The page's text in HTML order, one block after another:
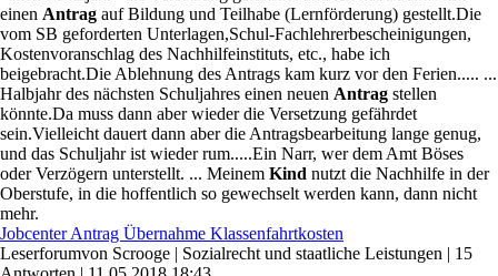
einen Antrag auf Bildung und Teilhabe (Lernförderung) gestellt.Die
vom SB geforderten Unterlagen,Schul-Fachlehrerbescheinigungen,
Kostenvoranschlag des Nachhilfeinstituts, etc., habe ich
beigebracht.Die Ablehnung des Antrags kam kurz vor den Ferien..... ...
Halbjahr des nächsten Schuljahres einen neuen Antrag stellen
könnte.Da muss dann aber wieder die Versetzung gefährdet
sein.Vielleicht dauert dann aber die Antragsbearbeitung lange genug,
und das Schuljahr ist wieder rum.....Ein Narr, wer dem Amt Böses
oder Verzögern unterstellt. ... Meinem Kind nutzt die Nachhilfe in der
Oberstufe, in die hoffentlich so gewechselt werden kann, dann nicht
mehr.
Jobcenter Antrag Übernahme Klassenfahrtkosten
Leserforumvon Scrooge | Sozialrecht und staatliche Leistungen | 15